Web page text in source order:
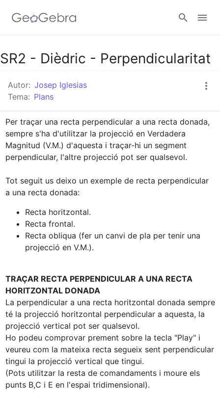
Google Classroom
Aula GeoGebra
Valideu-vos
SR2 - Dièdric - Perpendicularitat
Autor: Josep Iglesias
Tema: Plans
Per traçar una recta perpendicular a una recta donada,
sempre s'ha d'utilitzar la projecció en Verdadera
Magnitud (V.M.) d'aquesta i traçar-hi un segment
perpendicular, l'altre projecció pot ser qualsevol.
Tot seguit us deixo un exemple de recta perpendicular
a una recta donada:
Recta horitzontal.
Recta frontal.
Recta obliqua (fer un canvi de pla per tenir una
projecció en V.M.).
TRAÇAR RECTA PERPENDICULAR A UNA RECTA
HORITZONTAL DONADA
La perpendicular a una recta horitzontal donada sempre
té la projecció horitzontal perpendicular a aquesta, la
projecció vertical pot ser qualsevol.
Ho podeu comprovar prement sobre la tecla "Play" i
veureu com la mateixa recta segueix sent perpendicular
tingui la projecció vertical que tingui.
(Pots utilitzar la resta de comandaments i moure els
punts B,C i E en l'espai tridimensional).